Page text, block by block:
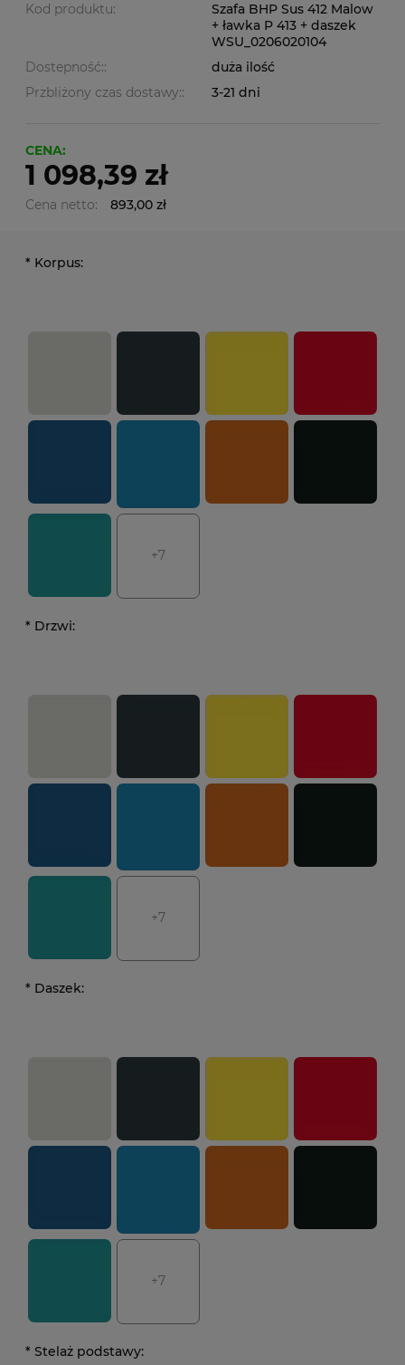
Kod produktu:
Szafa BHP Sus 412 Malow
+ ławka P 413 + daszek
WSU_0206020104
Dostepność::
duża ilość
Przbliżony czas dostawy::
3-21 dni
CENA:
1 098,39 zł
Cena netto: 893,00 zł
* Korpus:
+7
* Drzwi:
+7
* Daszek:
+7
* Stelaż podstawy: